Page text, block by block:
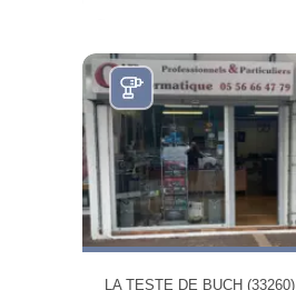
LA TESTE DE BUCH (33260)